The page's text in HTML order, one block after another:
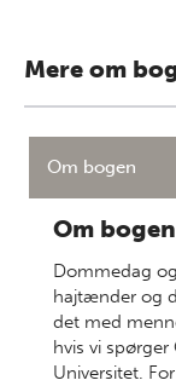
Mere om
Om bogen
Om bogen
Dommedag
hajtænder og
det med
hvis vi
Universitet.